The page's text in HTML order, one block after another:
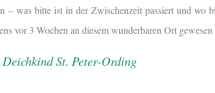
– was bitte ist in der Zwischenzeit passiert und wo
vor 3 Wochen an diesem wunderbaren Ort gewesen